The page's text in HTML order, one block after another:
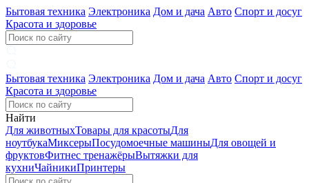
Бытовая техника Электроника Дом и дача Авто Спорт и досуг
Красота и здоровье
Бытовая техника Электроника Дом и дача Авто Спорт и досуг
Красота и здоровье
Найти
Для животныхТовары для красотыДля
ноутбукаМиксерыПосудомоечные машиныДля овощей и
фруктовФитнес тренажёрыВытяжки для
кухниЧайникиПринтеры